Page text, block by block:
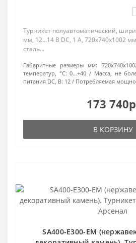
Турникет полуавтоматический,
мм, 12…14 В DC, 1 А, 720x740x1002
сталь...
Габаритные размеры мм:
температур, °С: 0…+40 Масса, не
питания DC, В: 12 Потребляемая
173
В КОРЗИНУ
SA400-E300-EM